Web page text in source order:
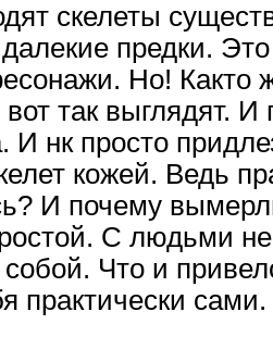
скелеты
предки.
Но! Както
так выглядят.
И нк просто
кожей. Ведь
И почему
С людьми
Что и
практически